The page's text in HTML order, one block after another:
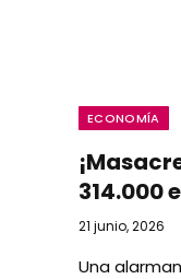
ECONOMÍA
314.000
21 junio, 2026
Una